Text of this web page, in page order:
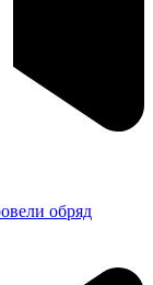
обряд